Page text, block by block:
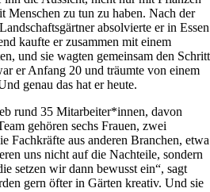
Menschen zu tun zu haben. Nach der
absolvierte er in Essen
kaufte er zusammen mit einem
und sie wagten gemeinsam den Schritt
er Anfang 20 und träumte von einem
genau das hat er heute.
rund 35 Mitarbeiter*innen, davon
gehören sechs Frauen, zwei
Fachkräfte aus anderen Branchen, etwa
uns nicht auf die Nachteile, sondern
setzen wir dann bewusst ein“, sagt
gern öfter in Gärten kreativ. Und sie